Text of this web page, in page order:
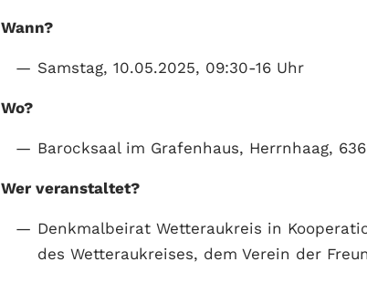
Wann?
Samstag, 10.05.2025, 09:30-16 Uhr
Wo?
Barocksaal im Grafenhaus, Herrnhaag,
Wer veranstaltet?
Denkmalbeirat Wetteraukreis in
des Wetteraukreises, dem Verein der